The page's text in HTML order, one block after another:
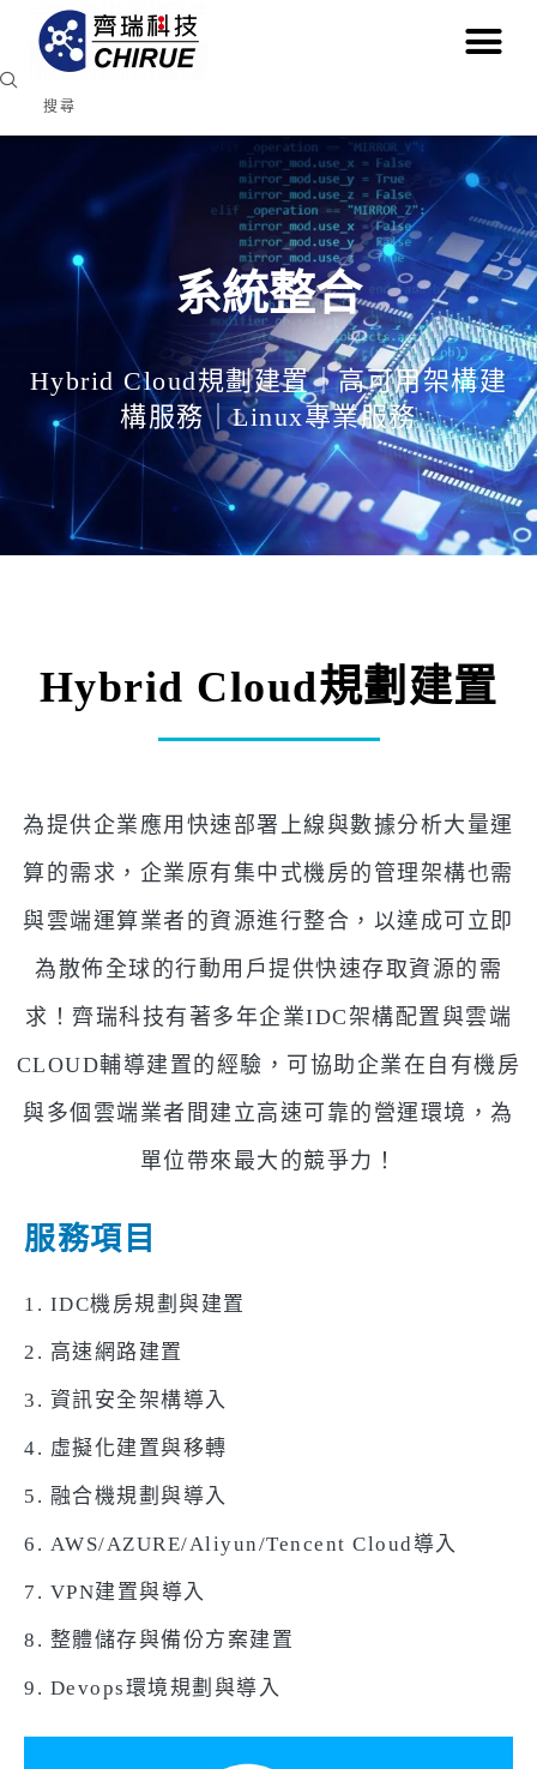
系統整合
Hybrid Cloud規劃建置｜高可用架構建
構服務｜Linux專業服務
Hybrid Cloud規劃建置
為提供企業應用快速部署上線與數據分析大量運
算的需求，企業原有集中式機房的管理架構也需
與雲端運算業者的資源進行整合，以達成可立即
為散佈全球的行動用戶提供快速存取資源的需
求！齊瑞科技有著多年企業IDC架構配置與雲端
CLOUD輔導建置的經驗，可協助企業在自有機房
與多個雲端業者間建立高速可靠的營運環境，為
單位帶來最大的競爭力！
服務項目
1. IDC機房規劃與建置
2. 高速網路建置
3. 資訊安全架構導入
4. 虛擬化建置與移轉
5. 融合機規劃與導入
6. AWS/AZURE/Aliyun/Tencent Cloud導入
7. VPN建置與導入
8. 整體儲存與備份方案建置
9. Devops環境規劃與導入